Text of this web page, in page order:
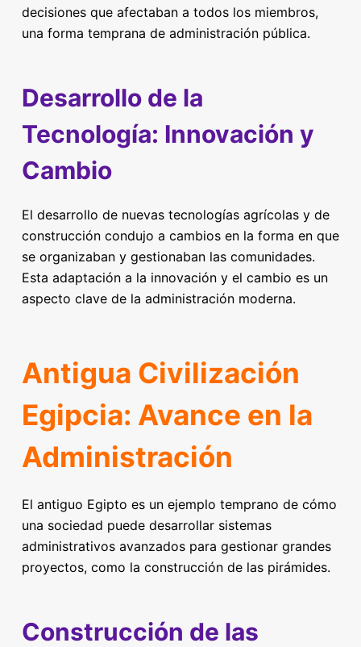
decisiones que afectaban a todos los miembros,
una forma temprana de administración pública.
Desarrollo de la
Tecnología: Innovación y
Cambio
El desarrollo de nuevas tecnologías agrícolas y de
construcción condujo a cambios en la forma en que
se organizaban y gestionaban las comunidades.
Esta adaptación a la innovación y el cambio es un
aspecto clave de la administración moderna.
Antigua Civilización
Egipcia: Avance en la
Administración
El antiguo Egipto es un ejemplo temprano de cómo
una sociedad puede desarrollar sistemas
administrativos avanzados para gestionar grandes
proyectos, como la construcción de las pirámides.
Construcción de las